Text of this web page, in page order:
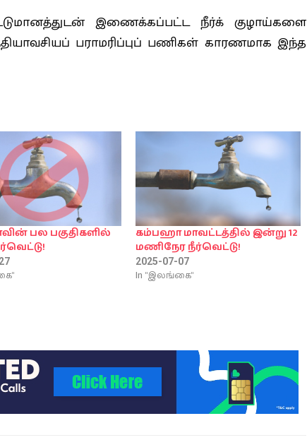
இணைக்கப்பட்ட நீர்க் குழாய்களை
பராமரிப்புப் பணிகள் காரணமாக இந்த
பல பகுதிகளில்
கம்பஹா மாவட்டத்தில் இன்று 12
மணிநேர நீர்வெட்டு!
2025-07-07
In "இலங்கை"